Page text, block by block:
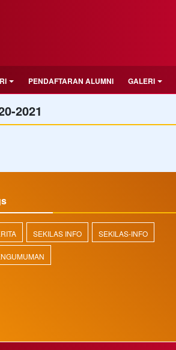
PENDAFTARAN ALUMNI GALERI
2021
SEKILAS INFO SEKILAS-INFO